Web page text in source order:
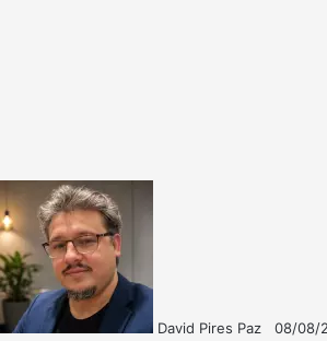
David Pires Paz
08/08/